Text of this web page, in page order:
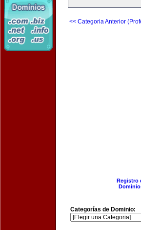
<< Categoria Anterior
Registro
Categorías de Dominio: